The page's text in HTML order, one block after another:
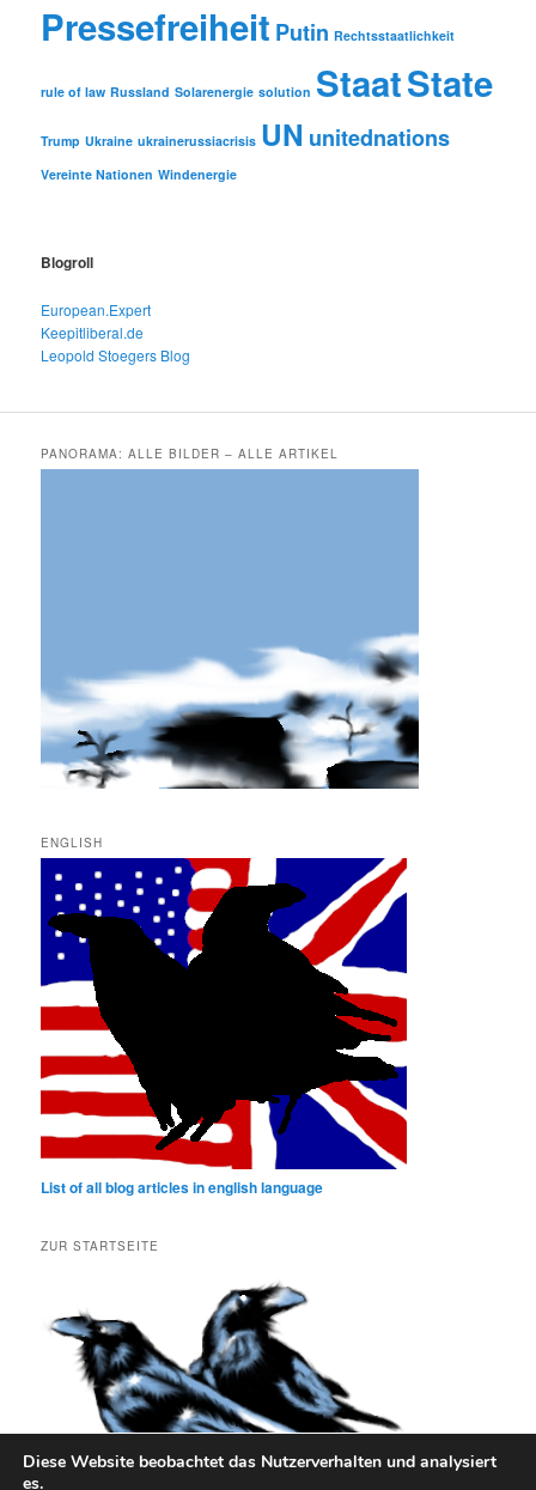
Pressefreiheit Putin Rechtsstaatlichkeit
rule of law Russland Solarenergie solution StaatState
Trump Ukraine ukrainerussiacrisis UN unitednations
Vereinte Nationen Windenergie
Blogroll
European.Expert
Keepitliberal.de
Leopold Stoegers Blog
PANORAMA: ALLE BILDER – ALLE ARTIKEL
ENGLISH
List of all blog articles in english language
ZUR STARTSEITE
Diese Website beobachtet das Nutzerverhalten und analysiert
es.